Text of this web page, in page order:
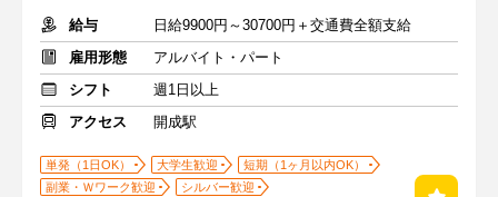
給与
日給9900円～30700円＋交通費全額支給
雇用形態
アルバイト・パート
シフト
週1日以上
アクセス
開成駅
単発（1日OK） 大学生歓迎
短期（1ヶ月以内OK）
副業・Ｗワーク歓迎
シルバー歓迎